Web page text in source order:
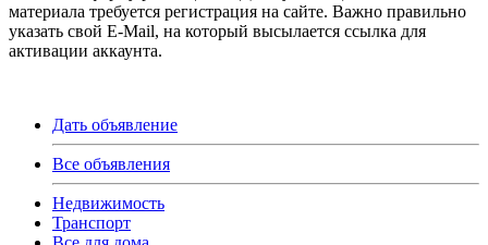
материала требуется регистрация на сайте. Важно правильно
указать свой E-Mail, на который высылается ссылка для
активации аккаунта.
Дать объявление
Все объявления
Недвижимость
Транспорт